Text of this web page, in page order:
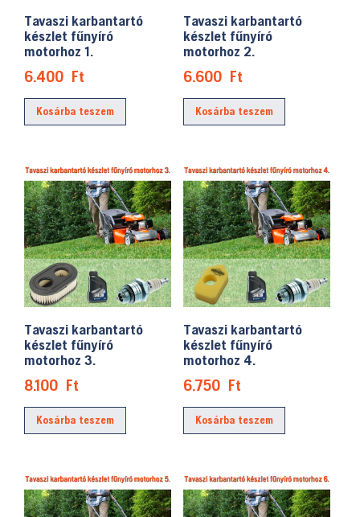
Tavaszi karbantartó
készlet fűnyíró
motorhoz 1.
6.400 Ft
Kosárba teszem
Tavaszi karbantartó
készlet fűnyíró
motorhoz 2.
6.600 Ft
Kosárba teszem
Tavaszi karbantartó
készlet fűnyíró
motorhoz 3.
8.100 Ft
Kosárba teszem
Tavaszi karbantartó
készlet fűnyíró
motorhoz 4.
6.750 Ft
Kosárba teszem